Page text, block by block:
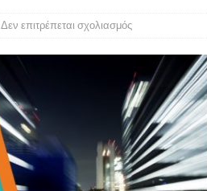
Δεν επιτρέπεται σχολιασμός